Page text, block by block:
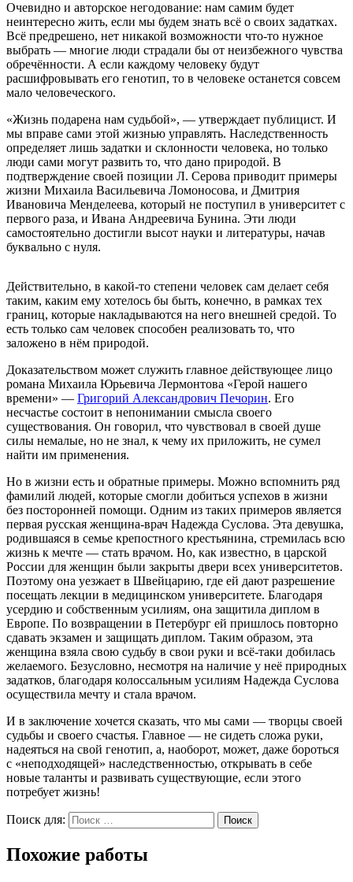
Очевидно и авторское негодование: нам самим будет
неинтересно жить, если мы будем знать всё о своих задатках.
Всё предрешено, нет никакой возможности что-то нужное
выбрать — многие люди страдали бы от неизбежного чувства
обречённости. А если каждому человеку будут
расшифровывать его генотип, то в человеке останется совсем
мало человеческого.
«Жизнь подарена нам судьбой», — утверждает публицист. И
мы вправе сами этой жизнью управлять. Наследственность
определяет лишь задатки и склонности человека, но только
люди сами могут развить то, что дано природой. В
подтверждение своей позиции Л. Серова приводит примеры
жизни Михаила Васильевича Ломоносова, и Дмитрия
Ивановича Менделеева, который не поступил в университет с
первого раза, и Ивана Андреевича Бунина. Эти люди
самостоятельно достигли высот науки и литературы, начав
буквально с нуля.
Действительно, в какой-то степени человек сам делает себя
таким, каким ему хотелось бы быть, конечно, в рамках тех
границ, которые накладываются на него внешней средой. То
есть только сам человек способен реализовать то, что
заложено в нём природой.
Доказательством может служить главное действующее лицо
романа Михаила Юрьевича Лермонтова «Герой нашего
времени» — Григорий Александрович Печорин. Его
несчастье состоит в непонимании смысла своего
существования. Он говорил, что чувствовал в своей душе
силы немалые, но не знал, к чему их приложить, не сумел
найти им применения.
Но в жизни есть и обратные примеры. Можно вспомнить ряд
фамилий людей, которые смогли добиться успехов в жизни
без посторонней помощи. Одним из таких примеров является
первая русская женщина-врач Надежда Суслова. Эта девушка,
родившаяся в семье крепостного крестьянина, стремилась всю
жизнь к мечте — стать врачом. Но, как известно, в царской
России для женщин были закрыты двери всех университетов.
Поэтому она уезжает в Швейцарию, где ей дают разрешение
посещать лекции в медицинском университете. Благодаря
усердию и собственным усилиям, она защитила диплом в
Европе. По возвращении в Петербург ей пришлось повторно
сдавать экзамен и защищать диплом. Таким образом, эта
женщина взяла свою судьбу в свои руки и всё-таки добилась
желаемого. Безусловно, несмотря на наличие у неё природных
задатков, благодаря колоссальным усилиям Надежда Суслова
осуществила мечту и стала врачом.
И в заключение хочется сказать, что мы сами — творцы своей
судьбы и своего счастья. Главное — не сидеть сложа руки,
надеяться на свой генотип, а, наоборот, может, даже бороться
с «неподходящей» наследственностью, открывать в себе
новые таланты и развивать существующие, если этого
потребует жизнь!
Поиск для: Поиск
Похожие работы